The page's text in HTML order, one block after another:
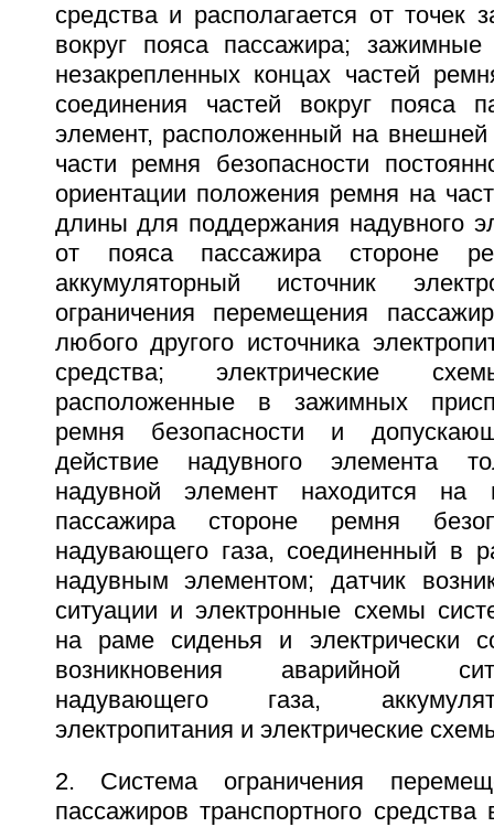
средства и располагается от точек
вокруг пояса пассажира; зажимные
незакрепленных концах частей
соединения частей вокруг пояса
элемент, расположенный на внешней
части ремня безопасности
ориентации положения ремня на
длины для поддержания надувного
от пояса пассажира стороне
аккумуляторный источник
ограничения перемещения
любого другого источника
средства; электрические
расположенные в зажимных
ремня безопасности и
действие надувного элемента
надувной элемент находится
пассажира стороне ремня
надувающего газа, соединенный в
надувным элементом; датчик
ситуации и электронные схемы
на раме сиденья и электрически
возникновения аварийной
надувающего газа,
электропитания и электрические
2. Система ограничения
пассажиров транспортного